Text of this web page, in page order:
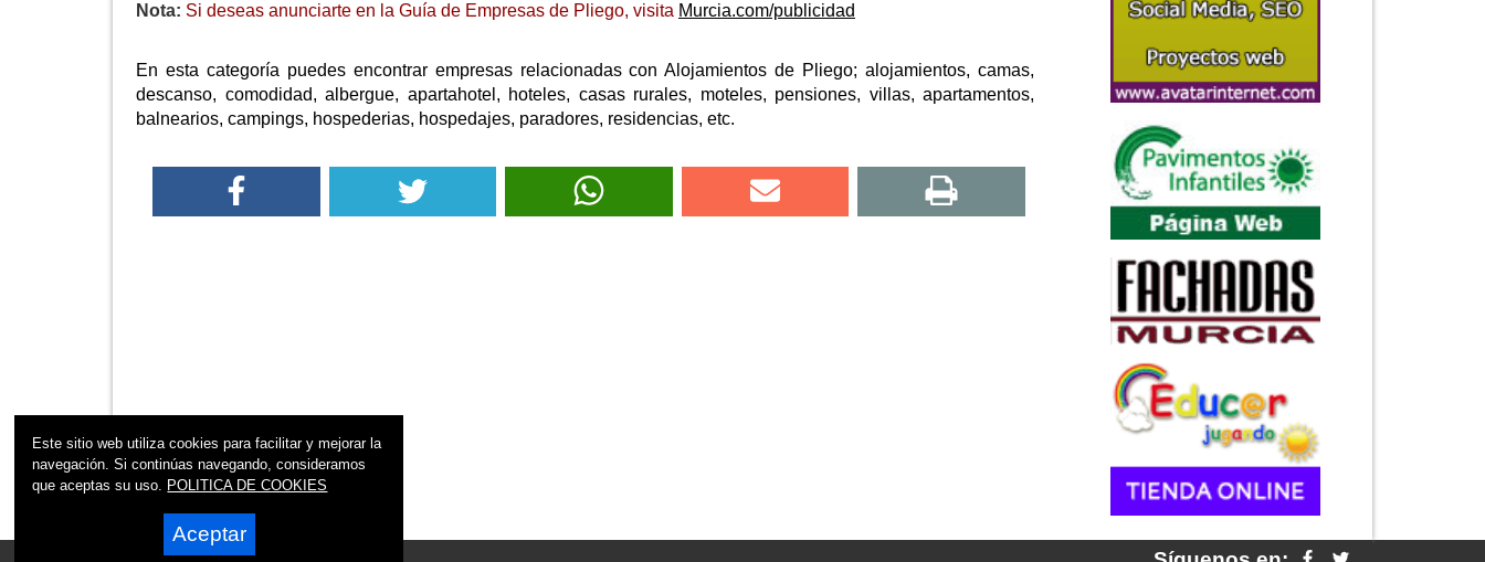
Nota: Si deseas anunciarte en la Guía de Empresas de Pliego, visita Murcia.com/publicidad
En esta categoría puedes encontrar empresas relacionadas con Alojamientos de Pliego; alojamientos, camas,
descanso, comodidad, albergue, apartahotel, hoteles, casas rurales, moteles, pensiones, villas, apartamentos,
balnearios, campings, hospederias, hospedajes, paradores, residencias, etc.
Este sitio web utiliza cookies para facilitar y mejorar la
navegación. Si continúas navegando, consideramos
que aceptas su uso. POLITICA DE COOKIES
Aceptar